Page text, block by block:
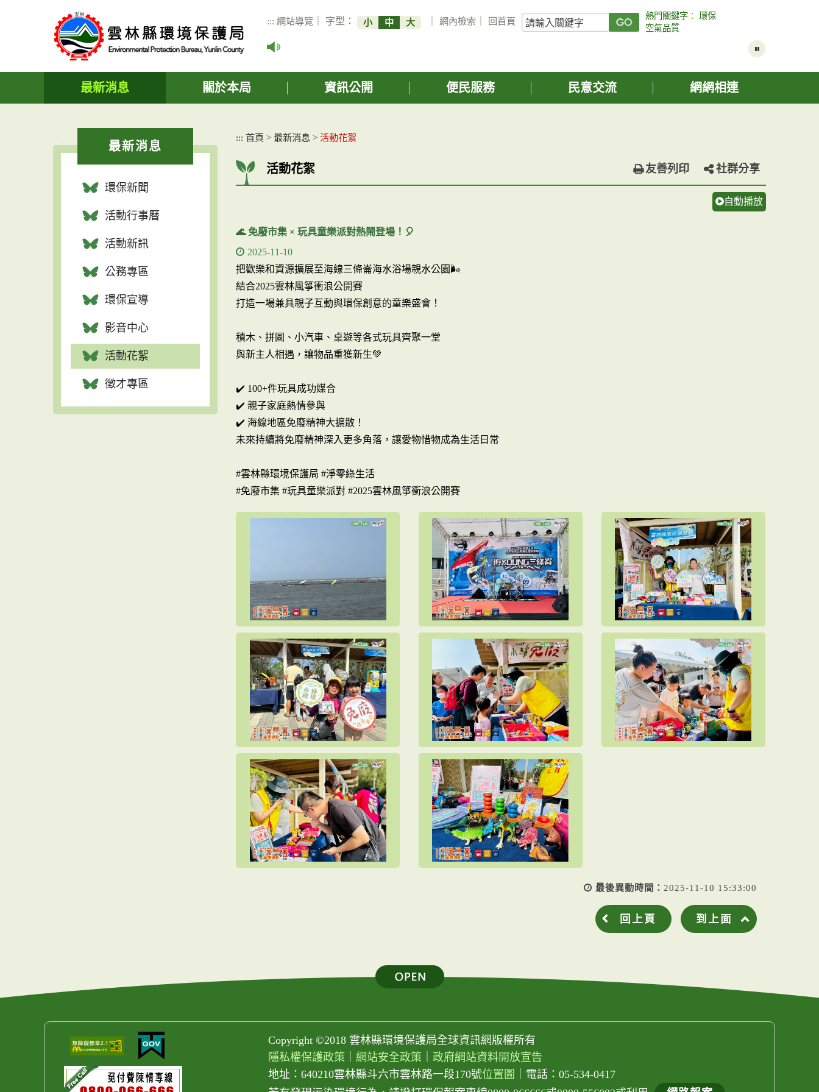
容
::: 網站導覽 ｜ 字型： 小 中 大 ｜網內檢索 回首頁
關
鍵
詢
熱門關鍵字 ：環保
空氣品質
最新消息 關於本局 資訊公開 便民服務 民意交流 網網相連
:::
最新消息
環保新聞
活動行事曆
活動新訊
公務專區
環保宣導
影音中心
活動花絮
徵才專區
::: 首頁 > 最新消息 > 活動花絮
活動花絮 友善列印 社群分享
自動播放
🌊 免廢市集 × 玩具童樂派對熱鬧登場！🎈
2025-11-10
把歡樂和資源擴展至海線三條崙海水浴場親水公園🌬️
結合2025雲林風箏衝浪公開賽
打造一場兼具親子互動與環保創意的童樂盛會！
積木、拼圖、小汽車、桌遊等各式玩具齊聚一堂
與新主人相遇，讓物品重獲新生💚
✔️ 100+件玩具成功媒合
✔️ 親子家庭熱情參與
✔️ 海線地區免廢精神大擴散！
未來持續將免廢精神深入更多角落，讓愛物惜物成為生活日常
#雲林縣環境保護局 #淨零綠生活
#免廢市集 #玩具童樂派對 #2025雲林風箏衝浪公開賽
最後異動時間： 2025-11-10 15:33:00
回上頁 到上面
Copyright ©2018 雲林縣環境保護局全球資訊網版權所有
隱私權保護政策
網站安全政策 ｜政府網站資料開放宣告
地址：640210雲林縣斗六市雲林路一段170號位置圖
電話：05-534-0417